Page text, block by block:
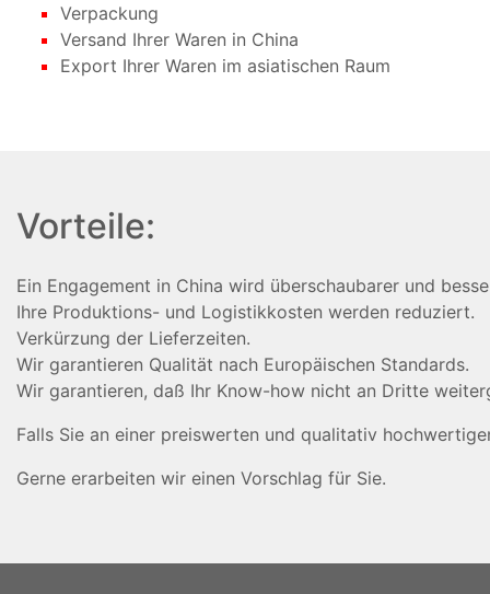
Verpackung
Versand Ihrer Waren in China
Export Ihrer Waren im asiatischen Raum
Vorteile:
Ein Engagement in China wird überschaubarer und
Ihre Produktions- und Logistikkosten werden reduziert.
Verkürzung der Lieferzeiten.
Wir garantieren Qualität nach Europäischen Standards.
Wir garantieren, daß Ihr Know-how nicht an Dritte
Falls Sie an einer preiswerten und qualitativ
Gerne erarbeiten wir einen Vorschlag für Sie.